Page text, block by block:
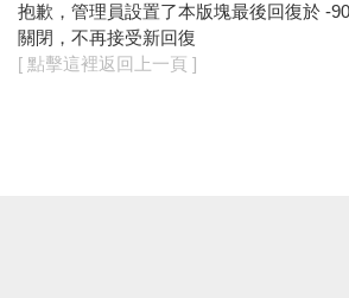
抱歉，管理員設置了本版塊最後回復於 -
關閉，不再接受新回復
[ 點擊這裡返回上一頁 ]